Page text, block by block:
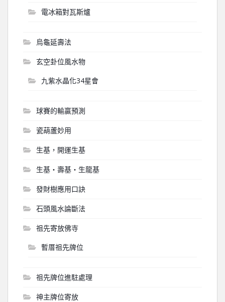
電冰箱對瓦斯爐
烏龜延壽法
玄空卦位風水物
九紫水晶化34星會
球賽的輸贏預測
瓷葫蘆妙用
生基，開運生基
生基‧壽基‧生龍基
發財樹應用口訣
石頭風水論斷法
祖先寄放佛寺
暫厝祖先牌位
祖先牌位進駐處理
神主牌位寄放